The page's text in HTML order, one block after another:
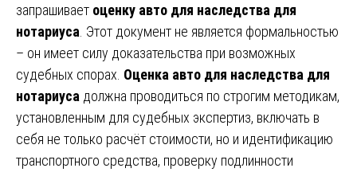
запрашивает оценку авто для наследства для
нотариуса . Этот документ не является формальностью
– он имеет силу доказательства при возможных
судебных спорах. Оценка авто для наследства для
нотариуса должна проводиться по строгим методикам,
установленным для судебных экспертиз, включать в
себя не только расчёт стоимости, но и идентификацию
транспортного средства, проверку подлинности